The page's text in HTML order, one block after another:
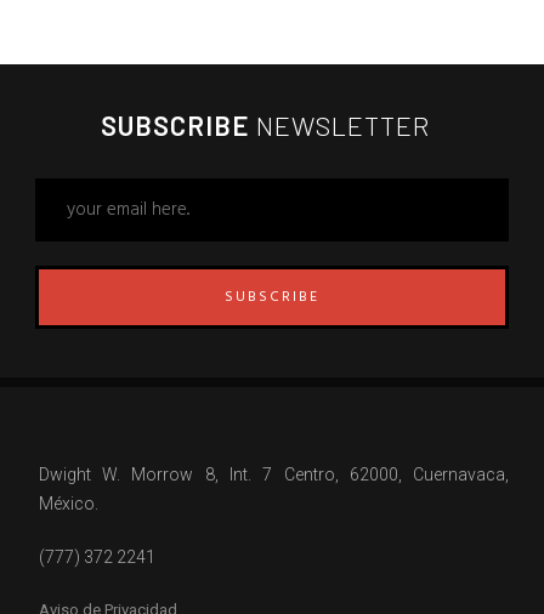
SUBSCRIBE NEWSLETTER
SUBSCRIBE
Dwight W. Morrow 8, Int. 7 Centro, 62000, Cuernavaca,
México.
(777) 372 2241
Aviso de Privacidad